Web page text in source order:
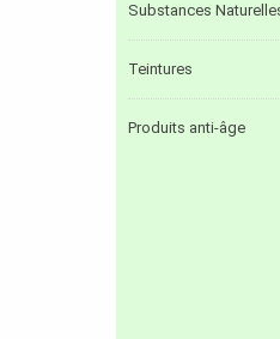
Substances
Teintures
Produits anti-âge